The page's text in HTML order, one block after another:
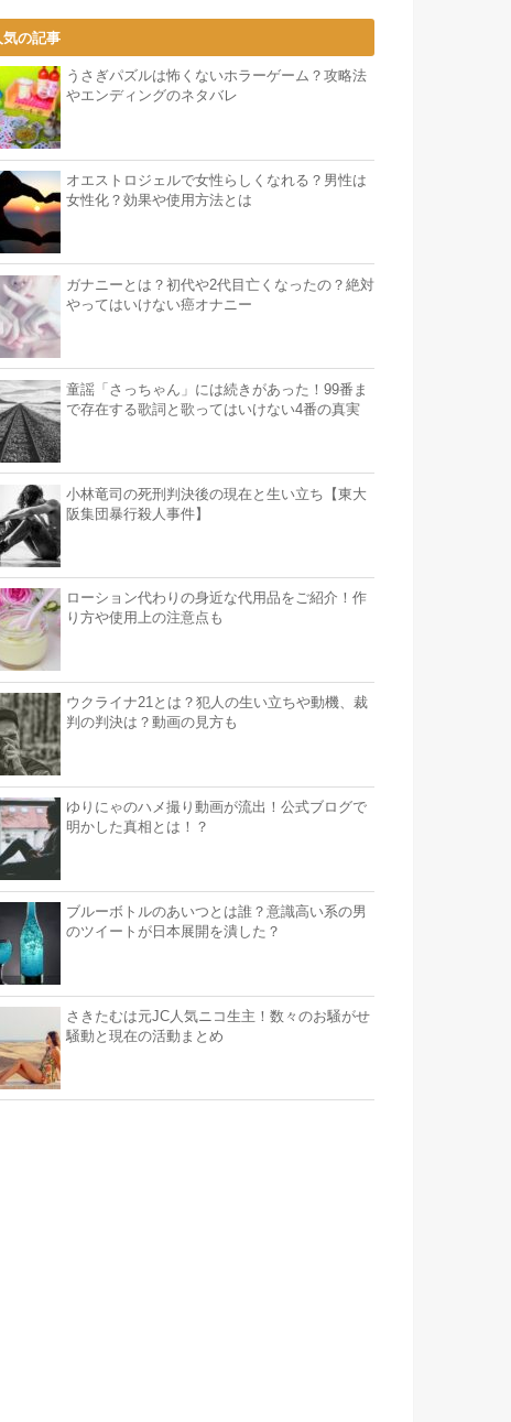
気の記事
うさぎパズルは怖くないホラーゲーム？攻略法
やエンディングのネタバレ
オエストロジェルで女性らしくなれる？男性は
女性化？効果や使用方法とは
ガナニーとは？初代や2代目亡くなったの？絶対
やってはいけない癌オナニー
童謡「さっちゃん」には続きがあった！99番ま
で存在する歌詞と歌ってはいけない4番の真実
小林竜司の死刑判決後の現在と生い立ち【東大
阪集団暴行殺人事件】
ローション代わりの身近な代用品をご紹介！作
り方や使用上の注意点も
ウクライナ21とは？犯人の生い立ちや動機、裁
判の判決は？動画の見方も
ゆりにゃのハメ撮り動画が流出！公式ブログで
明かした真相とは！？
ブルーボトルのあいつとは誰？意識高い系の男
のツイートが日本展開を潰した？
さきたむは元JC人気ニコ生主！数々のお騒がせ
騒動と現在の活動まとめ